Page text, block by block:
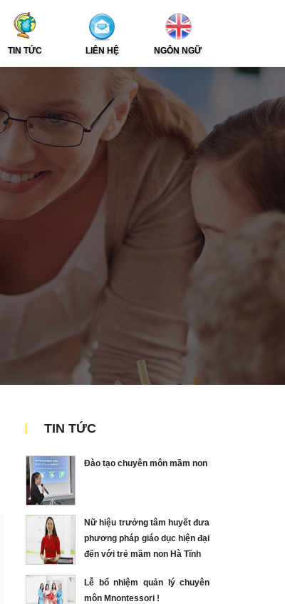
TIN TỨC LIÊN HỆ NGÔN NGỮ
TIN TỨC
Đào tạo chuyên môn mầm non
Nữ hiệu trưởng tâm huyết đưa
phương pháp giáo dục hiện đại
đến với trẻ mầm non Hà Tĩnh
Lễ bổ nhiệm quản lý chuyên
môn Mnontessori !